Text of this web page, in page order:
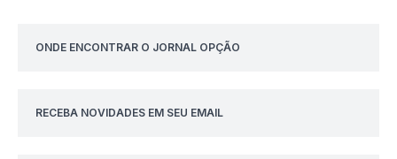
ONDE ENCONTRAR O JORNAL OPÇÃO
RECEBA NOVIDADES EM SEU EMAIL